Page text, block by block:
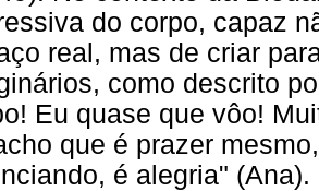
do corpo, capaz
real, mas de criar
como descrito
Eu quase que vôo!
que é prazer
é alegria" (Ana).